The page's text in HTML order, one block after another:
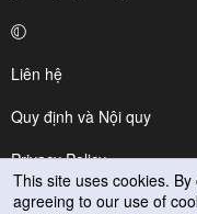
Liên hệ
Quy định và Nội quy
Privacy Policy
Trợ giúp
This site uses cookies.
agreeing to our use of